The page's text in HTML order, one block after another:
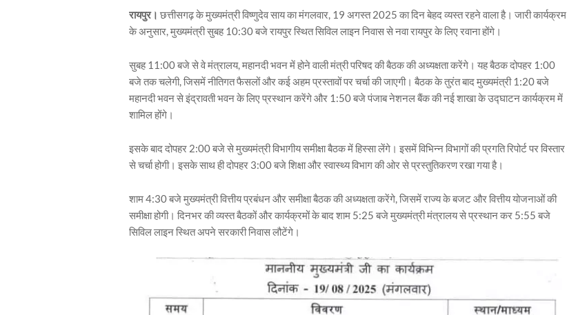
रायपुर। छत्तीसगढ़ के मुख्यमंत्री विष्णुदेव साय का मंगलवार, 19 अगस्त 2025 का दिन बेहद व्यस्त रहने वाला है। जारी कार्यक्रम
के अनुसार, मुख्यमंत्री सुबह 10:30 बजे रायपुर स्थित सिविल लाइन निवास से नवा रायपुर के लिए रवाना होंगे।
सुबह 11:00 बजे से वे मंत्रालय, महानदी भवन में होने वाली मंत्री परिषद की बैठक की अध्यक्षता करेंगे। यह बैठक दोपहर 1:00
बजे तक चलेगी, जिसमें नीतिगत फैसलों और कई अहम प्रस्तावों पर चर्चा की जाएगी। बैठक के तुरंत बाद मुख्यमंत्री 1:20 बजे
महानदी भवन से इंद्रावती भवन के लिए प्रस्थान करेंगे और 1:50 बजे पंजाब नेशनल बैंक की नई शाखा के उद्घाटन कार्यक्रम में
शामिल होंगे।
इसके बाद दोपहर 2:00 बजे से मुख्यमंत्री विभागीय समीक्षा बैठक में हिस्सा लेंगे। इसमें विभिन्न विभागों की प्रगति रिपोर्ट पर विस्तार
से चर्चा होगी। इसके साथ ही दोपहर 3:00 बजे शिक्षा और स्वास्थ्य विभाग की ओर से प्रस्तुतिकरण रखा गया है।
शाम 4:30 बजे मुख्यमंत्री वित्तीय प्रबंधन और समीक्षा बैठक की अध्यक्षता करेंगे, जिसमें राज्य के बजट और वित्तीय योजनाओं की
समीक्षा होगी। दिनभर की व्यस्त बैठकों और कार्यक्रमों के बाद शाम 5:25 बजे मुख्यमंत्री मंत्रालय से प्रस्थान कर 5:55 बजे
सिविल लाइन स्थित अपने सरकारी निवास लौटेंगे।